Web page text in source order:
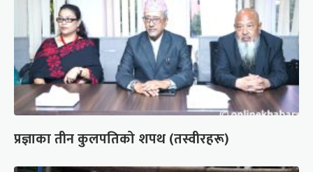
प्रज्ञाका तीन कुलपतिको शपथ (तस्वीरहरू)